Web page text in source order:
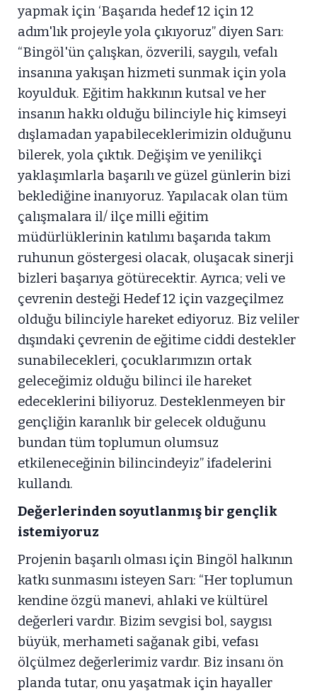
yapmak için ‘Başarıda hedef 12 için 12
adım'lık projeyle yola çıkıyoruz” diyen Sarı:
“Bingöl'ün çalışkan, özverili, saygılı, vefalı
insanına yakışan hizmeti sunmak için yola
koyulduk. Eğitim hakkının kutsal ve her
insanın hakkı olduğu bilinciyle hiç kimseyi
dışlamadan yapabileceklerimizin olduğunu
bilerek, yola çıktık. Değişim ve yenilikçi
yaklaşımlarla başarılı ve güzel günlerin bizi
beklediğine inanıyoruz. Yapılacak olan tüm
çalışmalara il/ ilçe milli eğitim
müdürlüklerinin katılımı başarıda takım
ruhunun göstergesi olacak, oluşacak sinerji
bizleri başarıya götürecektir. Ayrıca; veli ve
çevrenin desteği Hedef 12 için vazgeçilmez
olduğu bilinciyle hareket ediyoruz. Biz veliler
dışındaki çevrenin de eğitime ciddi destekler
sunabilecekleri, çocuklarımızın ortak
geleceğimiz olduğu bilinci ile hareket
edeceklerini biliyoruz. Desteklenmeyen bir
gençliğin karanlık bir gelecek olduğunu
bundan tüm toplumun olumsuz
etkileneceğinin bilincindeyiz” ifadelerini
kullandı.
Değerlerinden soyutlanmış bir gençlik
istemiyoruz
Projenin başarılı olması için Bingöl halkının
katkı sunmasını isteyen Sarı: “Her toplumun
kendine özgü manevi, ahlaki ve kültürel
değerleri vardır. Bizim sevgisi bol, saygısı
büyük, merhameti sağanak gibi, vefası
ölçülmez değerlerimiz vardır. Biz insanı ön
planda tutar, onu yaşatmak için hayaller